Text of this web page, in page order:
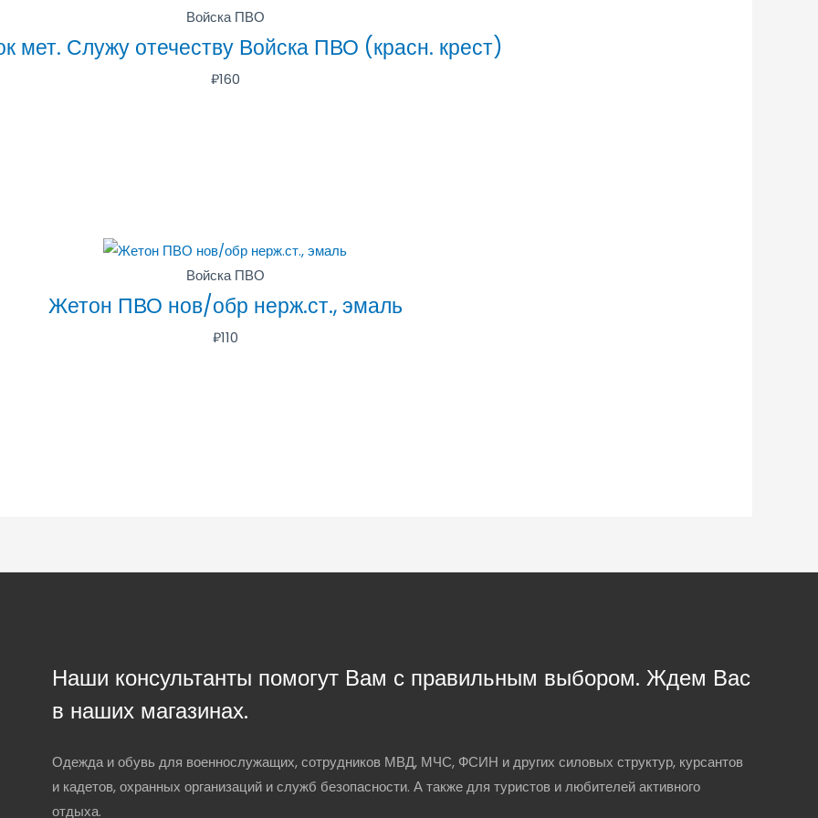
Войска ПВО
мет. Служу отечеству Войска ПВО (красн. крест)
₽160
Войска ПВО
Жетон ПВО нов/обр нерж.ст., эмаль
₽110
Наши консультанты помогут Вам с правильным выбором. Ждем Вас
в наших магазинах.
Одежда и обувь для военнослужащих, сотрудников МВД, МЧС, ФСИН и других силовых структур, курсантов
и кадетов, охранных организаций и служб безопасности. А также для туристов и любителей активного
отдыха.